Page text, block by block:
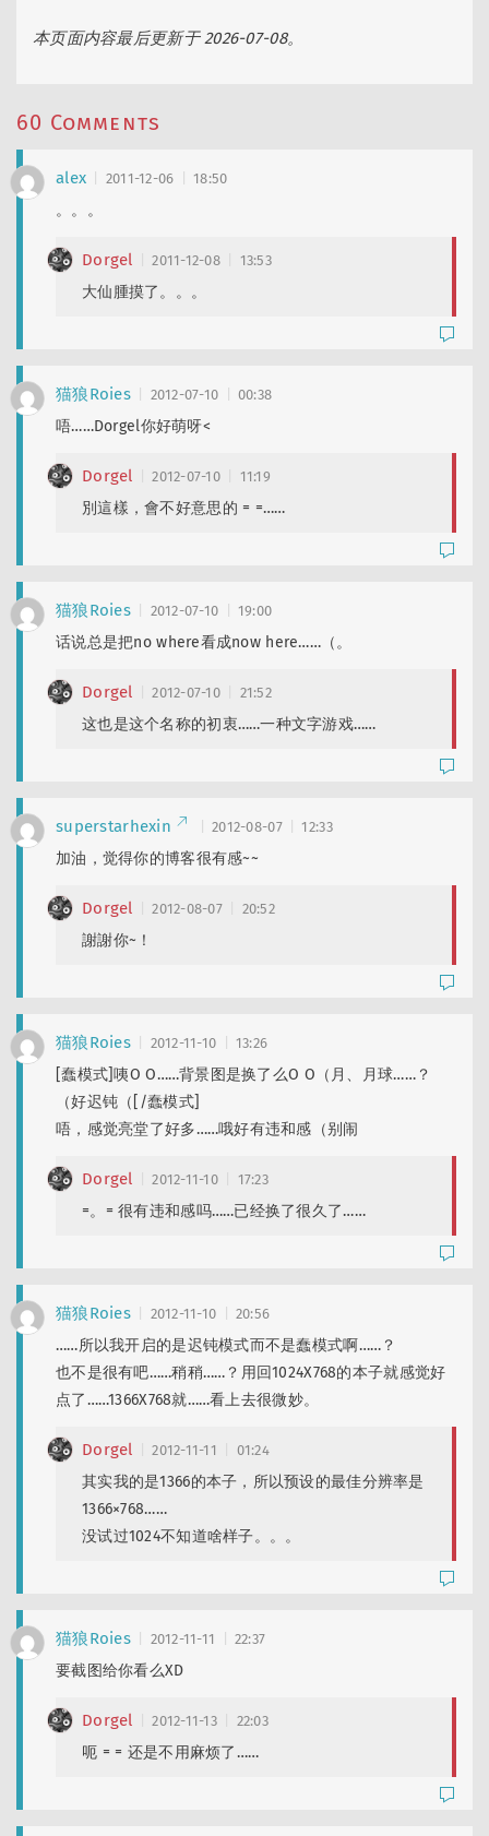
本页面内容最后更新于 2026-07-08。
60 Comments
alex 2011-12-06 18:50
。。。
Dorgel 2011-12-08 13:53
大仙腫摸了。。。
猫狼Roies 2012-07-10 00:38
唔……Dorgel你好萌呀<
Dorgel 2012-07-10 11:19
別這樣，會不好意思的 = =……
猫狼Roies 2012-07-10 19:00
话说总是把no where看成now here……（。
Dorgel 2012-07-10 21:52
这也是这个名称的初衷……一种文字游戏……
superstarhexin 2012-08-07 12:33
加油，觉得你的博客很有感~~
Dorgel 2012-08-07 20:52
謝謝你~！
猫狼Roies 2012-11-10 13:26
[蠢模式]咦O O……背景图是换了么O O（月、月球……？
（好迟钝（[/蠢模式]
唔，感觉亮堂了好多……哦好有违和感（别闹
Dorgel 2012-11-10 17:23
=。= 很有违和感吗……已经换了很久了……
猫狼Roies 2012-11-10 20:56
……所以我开启的是迟钝模式而不是蠢模式啊……？
也不是很有吧……稍稍……？用回1024X768的本子就感觉好
点了……1366X768就……看上去很微妙。
Dorgel 2012-11-11 01:24
其实我的是1366的本子，所以预设的最佳分辨率是
1366×768……
没试过1024不知道啥样子。。。
猫狼Roies 2012-11-11 22:37
要截图给你看么XD
Dorgel 2012-11-13 22:03
呃 = = 还是不用麻烦了……